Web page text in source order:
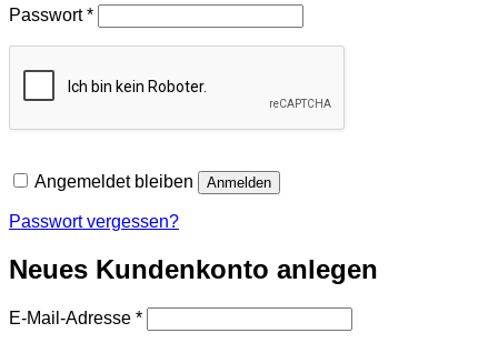
Passwort*Erforderlich
Angemeldet bleiben Anmelden
Passwort vergessen?
Neues Kundenkonto anlegen
E-Mail-Adresse *Erforderlich